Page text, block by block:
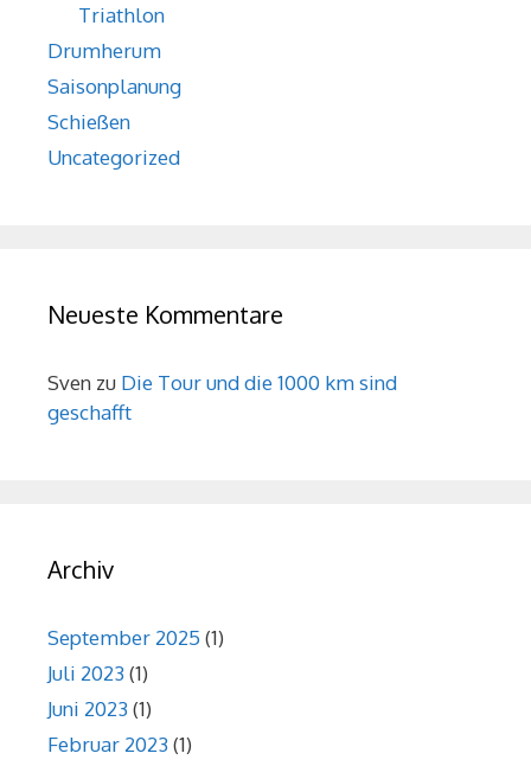
Triathlon
Drumherum
Saisonplanung
Schießen
Uncategorized
Neueste Kommentare
Sven zu Die Tour und die 1000 km sind
geschafft
Archiv
September 2025 (1)
Juli 2023 (1)
Juni 2023 (1)
Februar 2023 (1)